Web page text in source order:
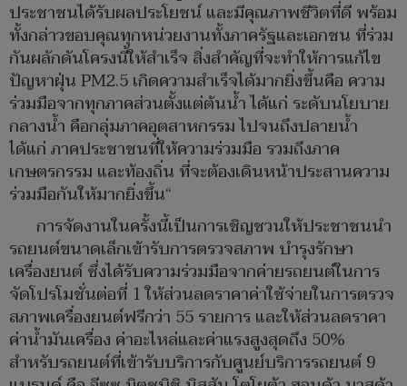
ประชาชนได้รับผลประโยชน์ และมีคุณภาพชีวิตที่ดี พร้อม
ทั้งกล่าวขอบคุณทุกหน่วยงานทั้งภาครัฐและเอกชน ที่ร่วม
กันผลักดันโครงนี้ให้สำเร็จ สิ่งสำคัญที่จะทำให้การแก้ไข
ปัญหาฝุ่น PM2.5 เกิดความสำเร็จได้มากยิ่งขึ้นคือ ความ
ร่วมมือจากทุกภาคส่วนตั้งแต่ต้นน้ำ ได้แก่ ระดับนโยบาย
กลางน้ำ คือกลุ่มภาคอุตสาหกรรม ไปจนถึงปลายน้ำ
ได้แก่ ภาคประชาชนที่ให้ความร่วมมือ รวมถึงภาค
เกษตรกรรม และท้องถิ่น ที่จะต้องเดินหน้าประสานความ
ร่วมมือกันให้มากยิ่งขึ้น“
การจัดงานในครั้งนี้เป็นการเชิญชวนให้ประชาชนนำ
รถยนต์ขนาดเล็กเข้ารับการตรวจสภาพ บำรุงรักษา
เครื่องยนต์ ซึ่งได้รับความร่วมมือจากค่ายรถยนต์ในการ
จัดโปรโมชั่นต่อที่ 1 ให้ส่วนลดราคาค่าใช้จ่ายในการตรวจ
สภาพเครื่องยนต์ฟรีกว่า 55 รายการ และให้ส่วนลดราคา
ค่าน้ำมันเครื่อง ค่าอะไหล่และค่าแรงสูงสุดถึง 50%
สำหรับรถยนต์ที่เข้ารับบริการกับศูนย์บริการรถยนต์ 9